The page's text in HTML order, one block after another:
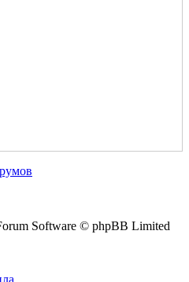
Software © phpBB Limited